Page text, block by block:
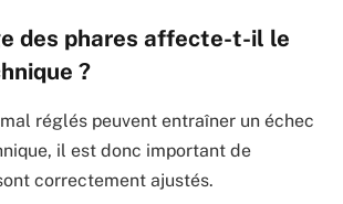
des phares affecte-t-il le
?
réglés peuvent entraîner un échec
il est donc important de
correctement ajustés.